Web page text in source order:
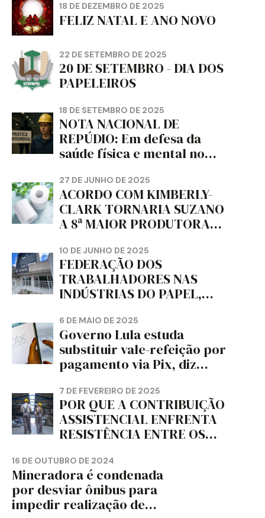
18 DE DEZEMBRO DE 2025
FELIZ NATAL E ANO NOVO
22 DE SETEMBRO DE 2025
20 DE SETEMBRO - DIA DOS
PAPELEIROS
18 DE SETEMBRO DE 2025
NOTA NACIONAL DE
REPÚDIO: Em defesa da
saúde física e mental no
da dignidade sindical.
27 DE JUNHO DE 2025
ACORDO COM KIMBERLY-
CLARK TORNARIA SUZANO
A 8ª MAIOR PRODUTORA
MUNDO, DIZ FITCH
10 DE JUNHO DE 2025
FEDERAÇÃO DOS
TRABALHADORES NAS
INDÚSTRIAS DO PAPEL,
CORTIÇA E ARTEFATOS DE
PAPEL DO ESTADO DO
PARANÁ – FETRAPEL-PR
6 DE MAIO DE 2025
Governo Lula estuda
substituir vale-refeição por
pagamento via Pix, diz
7 DE FEVEREIRO DE 2025
POR QUE A CONTRIBUIÇÃO
ASSISTENCIAL ENFRENTA
RESISTÊNCIA ENTRE OS
16 DE OUTUBRO DE 2024
Mineradora é condenada
por desviar ônibus para
impedir realização de